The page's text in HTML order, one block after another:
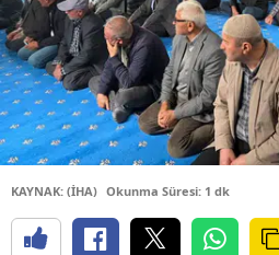
KAYNAK: (İHA) Okunma Süresi: 1 dk